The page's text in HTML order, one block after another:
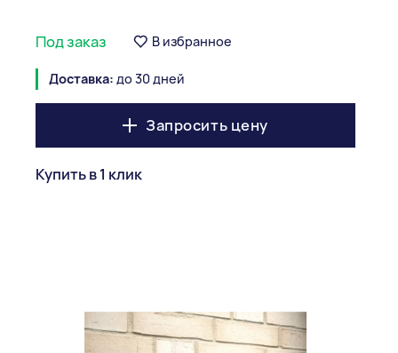
Под заказ В избранное
Доставка: до 30 дней
Запросить цену
Купить в 1 клик